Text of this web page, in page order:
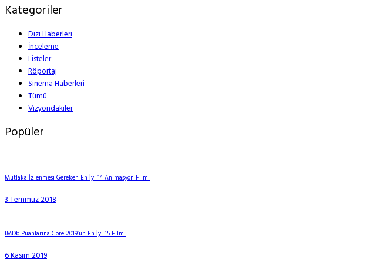
Kategoriler
Dizi Haberleri
İnceleme
Listeler
Röportaj
Sinema Haberleri
Tümü
Vizyondakiler
Popüler
Mutlaka İzlenmesi Gereken En İyi 14 Animasyon Filmi
3 Temmuz 2018
IMDb Puanlarına Göre 2019’un En İyi 15 Filmi
6 Kasım 2019